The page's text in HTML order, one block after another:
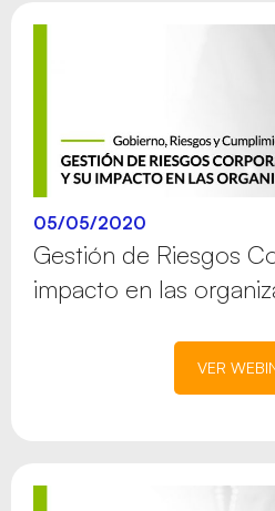
05/05/2020
Gestión de Riesgos
impacto en las
VER